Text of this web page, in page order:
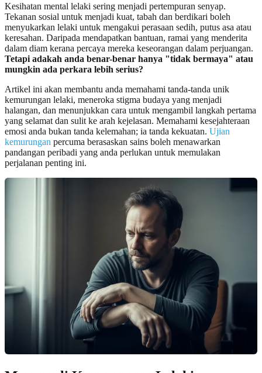
Kesihatan mental lelaki sering menjadi pertempuran senyap.
Tekanan sosial untuk menjadi kuat, tabah dan berdikari boleh
menyukarkan lelaki untuk mengakui perasaan sedih, putus asa atau
keresahan. Daripada mendapatkan bantuan, ramai yang menderita
dalam diam kerana percaya mereka keseorangan dalam perjuangan.
Tetapi adakah anda benar-benar hanya "tidak bermaya" atau
mungkin ada perkara lebih serius?
Artikel ini akan membantu anda memahami tanda-tanda unik
kemurungan lelaki, meneroka stigma budaya yang menjadi
halangan, dan menunjukkan cara untuk mengambil langkah pertama
yang selamat dan sulit ke arah kejelasan. Memahami kesejahteraan
emosi anda bukan tanda kelemahan; ia tanda kekuatan. Ujian
kemurungan percuma berasaskan sains boleh menawarkan
pandangan peribadi yang anda perlukan untuk memulakan
perjalanan penting ini.